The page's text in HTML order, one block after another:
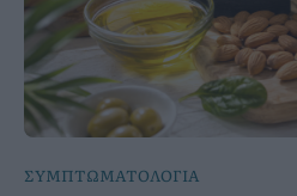
ΣΥΜΠΤΩΜΑΤΟΛΟΓΙΑ